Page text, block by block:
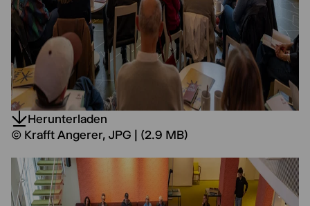
Herunterladen
© Krafft Angerer, JPG | (2.9 MB)